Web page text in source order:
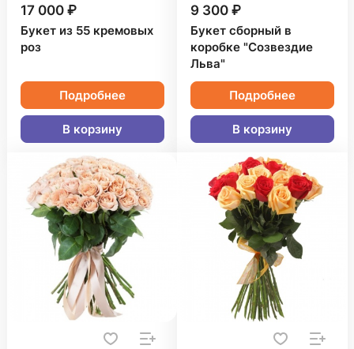
17 000 ₽
Букет из 55 кремовых
роз
Подробнее
В корзину
9 300 ₽
Букет сборный в
коробке "Созвездие
Льва"
Подробнее
В корзину